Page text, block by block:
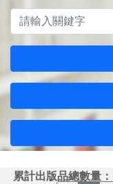
累計出版品總數量